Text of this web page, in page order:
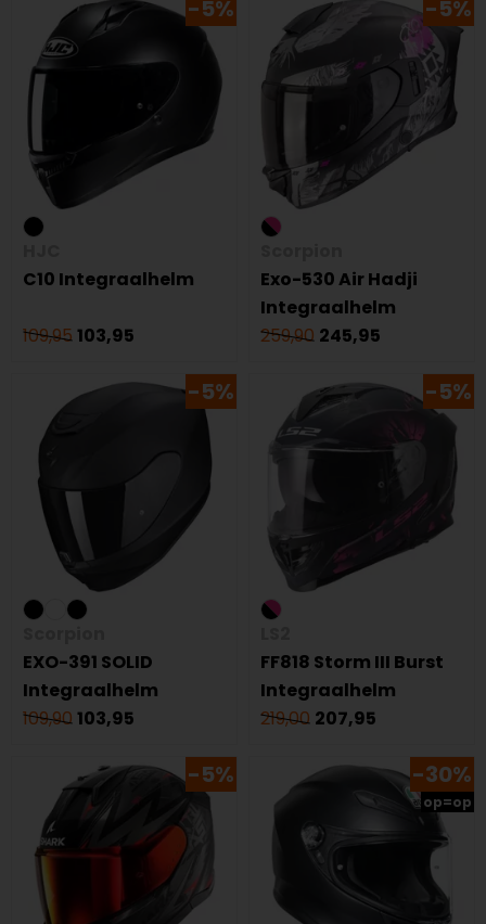
-5%
C10 Integraalhelm
109,95 103,95
-5%
Exo-530 Air Hadji
Integraalhelm
259,90 245,95
-5%
EXO-391 SOLID
Integraalhelm
109,90 103,95
-5%
FF818 Storm III Burst
Integraalhelm
219,00 207,95
-5% -30%
op=op